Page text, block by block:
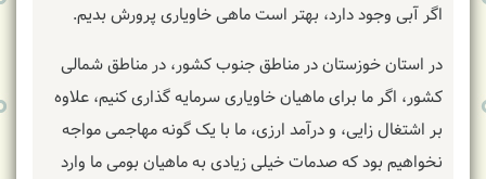
اگر آبی وجود دارد، بهتر است ماهی خاویاری پرورش بدیم.
در استان خوزستان در مناطق جنوب کشور، در مناطق شمالی
کشور، اگر ما برای ماهیان خاویاری سرمایه گذاری کنیم، علاوه
بر اشتغال زایی، و درآمد ارزی، ما با یک گونه مهاجمی مواجه
نخواهیم بود که صدمات خیلی زیادی به ماهیان بومی ما وارد